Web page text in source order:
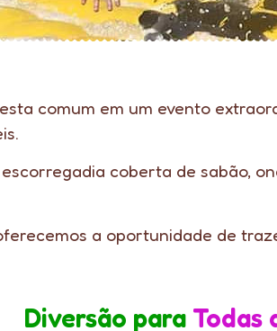
comum em um evento
coberta de sabão,
a oportunidade de
Diversão para Todas